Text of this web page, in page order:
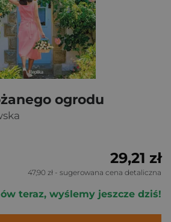
ogrodu
29,21 zł
47,90 zł - sugerowana cena detaliczna
teraz, wyślemy jeszcze dziś!